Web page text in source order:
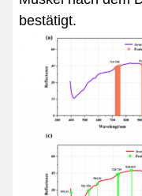
bestätigt.